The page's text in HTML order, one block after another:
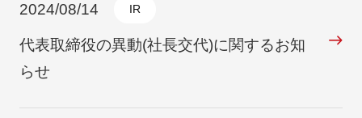
2024/08/14 IR
代表取締役の異動(社長交代)に関するお知
らせ